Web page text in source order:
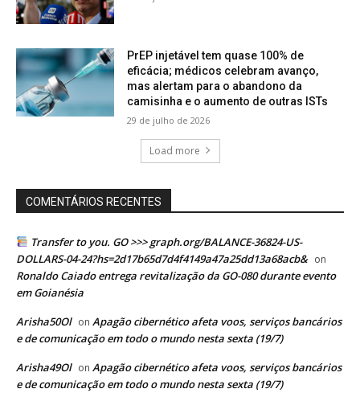
PrEP injetável tem quase 100% de
eficácia; médicos celebram avanço,
mas alertam para o abandono da
camisinha e o aumento de outras ISTs
29 de julho de 2026
Load more
COMENTÁRIOS RECENTES
Transfer to you. GO >>> graph.org/BALANCE-36824-US-
DOLLARS-04-24?hs=2d17b65d7d4f4149a47a25dd13a68acb& on
Ronaldo Caiado entrega revitalização da GO-080 durante evento
em Goianésia
Arisha50Ol on Apagão cibernético afeta voos, serviços bancários
e de comunicação em todo o mundo nesta sexta (19/7)
Arisha49Ol on Apagão cibernético afeta voos, serviços bancários
e de comunicação em todo o mundo nesta sexta (19/7)